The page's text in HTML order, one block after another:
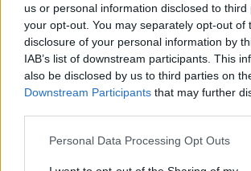
us or personal information disclosed to
your opt-out. You may separately opt-out of
disclosure of your personal information by
IAB’s list of downstream participants. This
also be disclosed by us to third parties on
Downstream Participants that may further
Personal Data Processing Opt Outs
Αν και την τελευταία δεκαετία
αύξηση τόσο η χρήση των
παιδιά και τους νέους, όσο και οι
διαταραχές, δεν έχουν πάντως
όλοι οι επιστήμονες ότι υπάρχει
σχέση αιτίου-αποτελέσματος
συχνή χρήση κινητού και σε
όπως η
κατάθλιψη .